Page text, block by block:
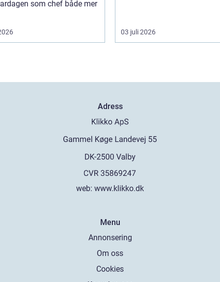
som chef både mer
03 juli 2026
Adress
web: www.klikko.dk
Menu
Annonsering
Om oss
Cookies